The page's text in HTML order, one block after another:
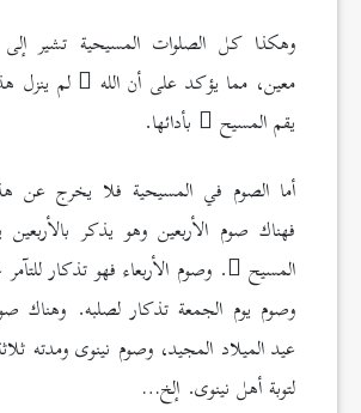
وهكذا كل الصلوات المسيحية تشير
معين، مما يؤكد على أن الله
لم ينزل
يقم المسيح
بأدائها.
أما الصوم في المسيحية فلا يخرج عن
فهناك صوم الأربعين وهو يذكر بالأربعين
المسيح . وصوم الأربعاء فهو تذكار
وصوم يوم الجمعة تذكار لصلبه. وهناك
عيد الميلاد المجيد، وصوم نينوى ومدته
لتوبة أهل نينوى. إلخ…